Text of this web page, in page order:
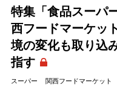
特集「食品スー
西フードマーケッ
境の変化も取り込
指す
スーパー 関西フードマーケット